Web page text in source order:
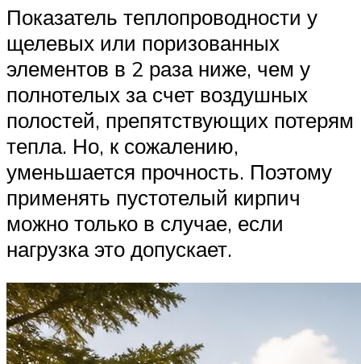
Показатель теплопроводности у
щелевых или поризованных
элементов в 2 раза ниже, чем у
полнотелых за счет воздушных
полостей, препятствующих потерям
тепла. Но, к сожалению,
уменьшается прочность. Поэтому
применять пустотелый кирпич
можно только в случае, если
нагрузка это допускает.